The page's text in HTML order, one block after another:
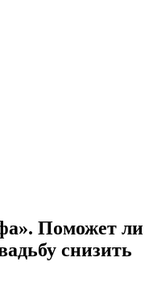
Поможет ли
снизить